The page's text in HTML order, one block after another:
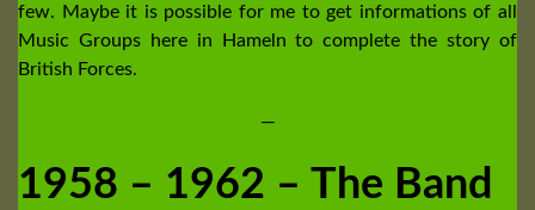
few. Maybe it is possible for me to get informations of all
Music Groups here in Hameln to complete the story of
British Forces.
—
1958 – 1962 – The Band